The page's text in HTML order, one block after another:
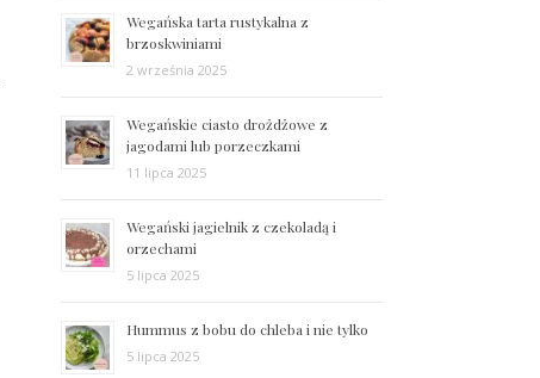
Wegańska tarta rustykalna z
brzoskwiniami
2 września 2025
Wegańskie ciasto drożdżowe z
jagodami lub porzeczkami
11 lipca 2025
Wegański jagielnik z czekoladą i
orzechami
5 lipca 2025
Hummus z bobu do chleba i nie tylko
5 lipca 2025